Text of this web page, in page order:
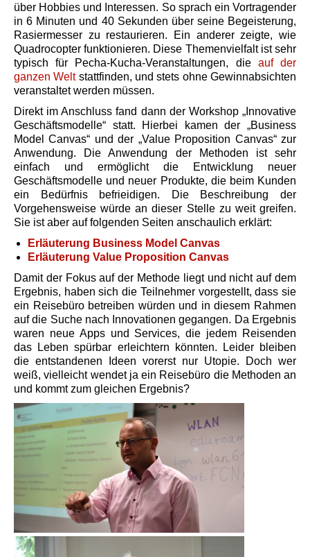
über Hobbies und Interessen. So sprach ein Vortragender
in 6 Minuten und 40 Sekunden über seine Begeisterung,
Rasiermesser zu restaurieren. Ein anderer zeigte, wie
Quadrocopter funktionieren. Diese Themenvielfalt ist sehr
typisch für Pecha-Kucha-Veranstaltungen, die auf der
ganzen Weltstattfinden, und stets ohne Gewinnabsichten
veranstaltet werden müssen.
Direkt im Anschluss fand dann der Workshop „Innovative
Geschäftsmodelle“ statt. Hierbei kamen der „Business
Model Canvas“ und der „Value Proposition Canvas“ zur
Anwendung. Die Anwendung der Methoden ist sehr
einfach und ermöglicht die Entwicklung neuer
Geschäftsmodelle und neuer Produkte, die beim Kunden
ein Bedürfnis befrieidigen. Die Beschreibung der
Vorgehensweise würde an dieser Stelle zu weit greifen.
Sie ist aber auf folgenden Seiten anschaulich erklärt:
Erläuterung Business Model Canvas
Erläuterung Value Proposition Canvas
Damit der Fokus auf der Methode liegt und nicht auf dem
Ergebnis, haben sich die Teilnehmer vorgestellt, dass sie
ein Reisebüro betreiben würden und in diesem Rahmen
auf die Suche nach Innovationen gegangen. Da Ergebnis
waren neue Apps und Services, die jedem Reisenden
das Leben spürbar erleichtern könnten. Leider bleiben
die entstandenen Ideen vorerst nur Utopie. Doch wer
weiß, vielleicht wendet ja ein Reisebüro die Methoden an
und kommt zum gleichen Ergebnis?